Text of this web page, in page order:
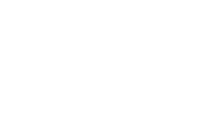
Kilómetros de la
Bandera de